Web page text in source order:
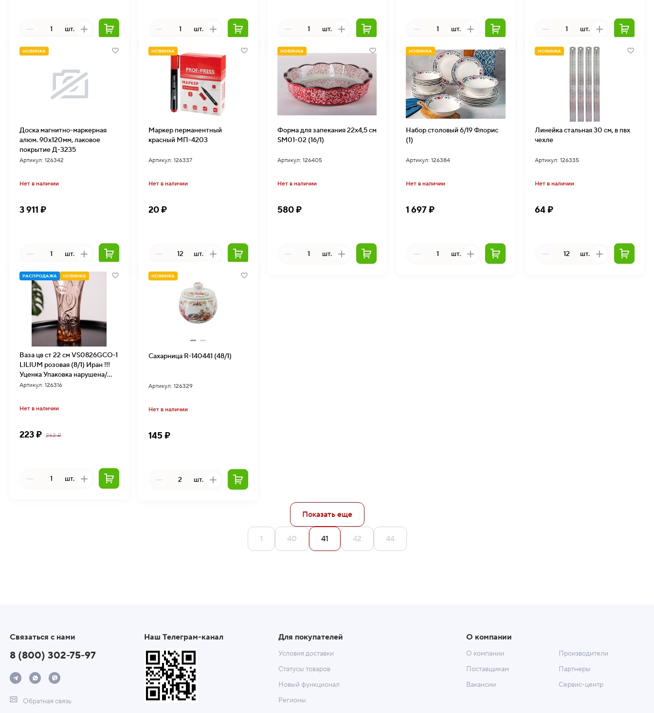
шт. шт. шт. шт. шт.
НОВИНКА
Доска магнитно-маркерная
алюм. 90х120мм, лаковое
покрытие Д-3235
Артикул: 126342
Нет в наличии
3 911 ₽
шт.
НОВИНКА
Маркер перманентный
красный МП-4203
Артикул: 126337
Нет в наличии
20 ₽
шт.
НОВИНКА
Форма для запекания 22х4,5 см
SM01-02 (16/1)
Артикул: 126405
Нет в наличии
580 ₽
шт.
НОВИНКА
Набор столовый 6/19 Флорис
(1)
Артикул: 126384
Нет в наличии
1 697 ₽
шт.
НОВИНКА
Линейка стальная 30 см, в пвх
чехле
Артикул: 126335
Нет в наличии
64 ₽
шт.
РАСПРОДАЖА НОВИНКА
Ваза цв ст 22 см VS0826GCO-1
LILIUM розовая (8/1) Иран !!!
Уценка Упаковка нарушена/
отсутствует
Артикул: 126316
Нет в наличии
223 ₽ 262 ₽
шт.
НОВИНКА
Сахарница R-140441 (48/1)
Артикул: 126329
Нет в наличии
145 ₽
шт.
Показать еще
1 40 41 42 44
Связаться с нами
8 (800) 302-75-97
Обратная связь
Наш Телеграм-канал Для покупателей
Условия доставки
Статусы товаров
Новый функционал
Регионы
О компании
О компании
Поставщикам
Вакансии
Производители
Партнеры
Сервис-центр